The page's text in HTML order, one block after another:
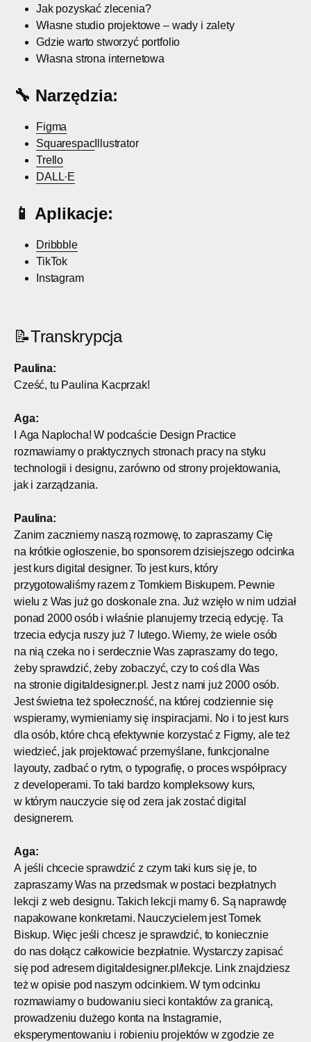
Jak pozyskać zlecenia?
Własne studio projektowe – wady i zalety
Gdzie warto stworzyć portfolio
Własna strona internetowa
🔧 Narzędzia:
Figma
SquarespacIllustrator
Trello
DALL·E
📱 Aplikacje:
Dribbble
TikTok
Instagram
📝Transkrypcja
Paulina:
Cześć, tu Paulina Kacprzak!
Aga:
I Aga Naplocha! W podcaście Design Practice
rozmawiamy o praktycznych stronach pracy na styku
technologii i designu, zarówno od strony projektowania,
jak i zarządzania.
Paulina:
Zanim zaczniemy naszą rozmowę, to zapraszamy Cię
na krótkie ogłoszenie, bo sponsorem dzisiejszego odcinka
jest kurs digital designer. To jest kurs, który
przygotowaliśmy razem z Tomkiem Biskupem. Pewnie
wielu z Was już go doskonale zna. Już wzięło w nim udział
ponad 2000 osób i właśnie planujemy trzecią edycję. Ta
trzecia edycja ruszy już 7 lutego. Wiemy, że wiele osób
na nią czeka no i serdecznie Was zapraszamy do tego,
żeby sprawdzić, żeby zobaczyć, czy to coś dla Was
na stronie digitaldesigner.pl. Jest z nami już 2000 osób.
Jest świetna też społeczność, na której codziennie się
wspieramy, wymieniamy się inspiracjami. No i to jest kurs
dla osób, które chcą efektywnie korzystać z Figmy, ale też
wiedzieć, jak projektować przemyślane, funkcjonalne
layouty, zadbać o rytm, o typografię, o proces współpracy
z developerami. To taki bardzo kompleksowy kurs,
w którym nauczycie się od zera jak zostać digital
designerem.
Aga:
A jeśli chcecie sprawdzić z czym taki kurs się je, to
zapraszamy Was na przedsmak w postaci bezpłatnych
lekcji z web designu. Takich lekcji mamy 6. Są naprawdę
napakowane konkretami. Nauczycielem jest Tomek
Biskup. Więc jeśli chcesz je sprawdzić, to koniecznie
do nas dołącz całkowicie bezpłatnie. Wystarczy zapisać
się pod adresem digitaldesigner.pl/lekcje. Link znajdziesz
też w opisie pod naszym odcinkiem. W tym odcinku
rozmawiamy o budowaniu sieci kontaktów za granicą,
prowadzeniu dużego konta na Instagramie,
eksperymentowaniu i robieniu projektów w zgodzie ze